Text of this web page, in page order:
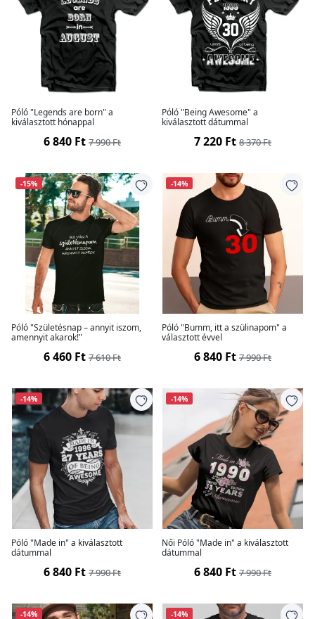
Póló "Legends are born" a
kiválasztott hónappal
6 840 Ft 7 990 Ft
Póló "Being Awesome" a
kiválasztott dátummal
7 220 Ft 8 370 Ft
-15%
Póló "Születésnap – annyit iszom,
amennyit akarok!"
6 460 Ft 7 610 Ft
-14%
Póló "Bumm, itt a szülinapom" a
választott évvel
6 840 Ft 7 990 Ft
-14%
Póló "Made in" a kiválasztott
dátummal
6 840 Ft 7 990 Ft
-14%
Női Póló "Made in" a kiválasztott
dátummal
6 840 Ft 7 990 Ft
-14% -14%